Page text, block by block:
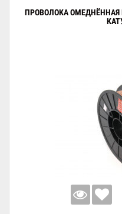
ПРОВОЛОКА ОМЕДНЁННАЯ